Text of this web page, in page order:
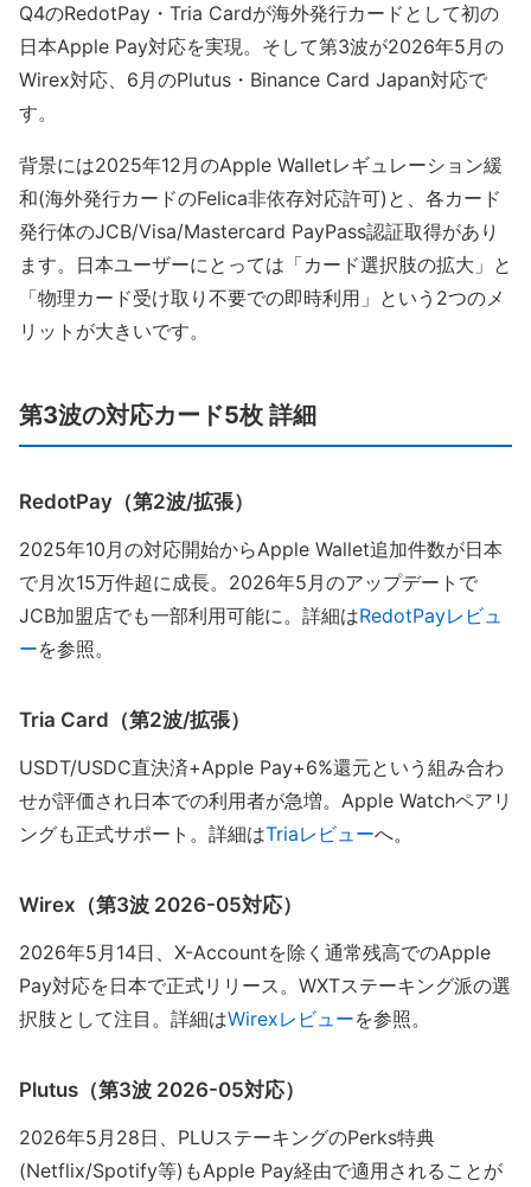
Q4のRedotPay・Tria Cardが海外発行カードとして初の
日本Apple Pay対応を実現。そして第3波が2026年5月の
Wirex対応、6月のPlutus・Binance Card Japan対応で
す。
背景には2025年12月のApple Walletレギュレーション緩
和(海外発行カードのFelica非依存対応許可)と、各カード
発行体のJCB/Visa/Mastercard PayPass認証取得があり
ます。日本ユーザーにとっては「カード選択肢の拡大」と
「物理カード受け取り不要での即時利用」という2つのメ
リットが大きいです。
第3波の対応カード5枚 詳細
RedotPay（第2波/拡張）
2025年10月の対応開始からApple Wallet追加件数が日本
で月次15万件超に成長。2026年5月のアップデートで
JCB加盟店でも一部利用可能に。詳細はRedotPayレビュ
ーを参照。
Tria Card（第2波/拡張）
USDT/USDC直決済+Apple Pay+6%還元という組み合わ
せが評価され日本での利用者が急増。Apple Watchペアリ
ングも正式サポート。詳細はTriaレビューへ。
Wirex（第3波 2026-05対応）
2026年5月14日、X-Accountを除く通常残高でのApple
Pay対応を日本で正式リリース。WXTステーキング派の選
択肢として注目。詳細はWirexレビューを参照。
Plutus（第3波 2026-05対応）
2026年5月28日、PLUステーキングのPerks特典
(Netflix/Spotify等)もApple Pay経由で適用されることが